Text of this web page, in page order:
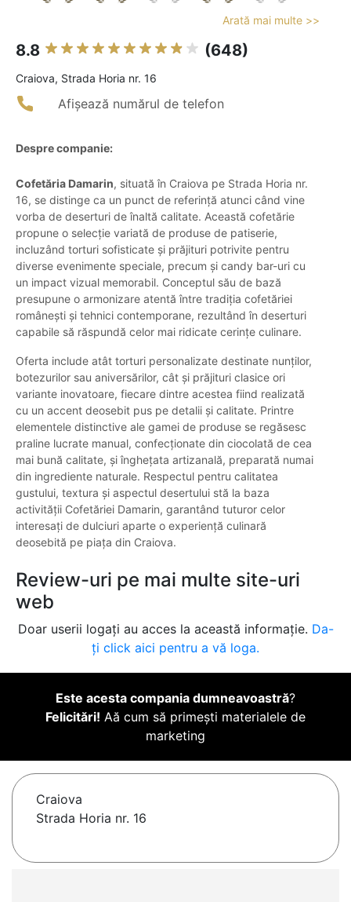
Arată mai multe >>
8.8 (648)
Craiova, Strada Horia nr. 16
Afișează numărul de telefon
Despre companie:
Cofetăria Damarin, situată în Craiova pe Strada Horia nr.
16, se distinge ca un punct de referință atunci când vine
vorba de deserturi de înaltă calitate. Această cofetărie
propune o selecție variată de produse de patiserie,
incluzând torturi sofisticate și prăjituri potrivite pentru
diverse evenimente speciale, precum și candy bar-uri cu
un impact vizual memorabil. Conceptul său de bază
presupune o armonizare atentă între tradiția cofetăriei
românești și tehnici contemporane, rezultând în deserturi
capabile să răspundă celor mai ridicate cerințe culinare.
Oferta include atât torturi personalizate destinate nunților,
botezurilor sau aniversărilor, cât și prăjituri clasice ori
variante inovatoare, fiecare dintre acestea fiind realizată
cu un accent deosebit pus pe detalii și calitate. Printre
elementele distinctive ale gamei de produse se regăsesc
praline lucrate manual, confecționate din ciocolată de cea
mai bună calitate, și înghețata artizanală, preparată numai
din ingrediente naturale. Respectul pentru calitatea
gustului, textura și aspectul desertului stă la baza
activității Cofetăriei Damarin, garantând tuturor celor
interesați de dulciuri aparte o experiență culinară
deosebită pe piața din Craiova.
Review-uri pe mai multe site-uri
web
Doar userii logați au acces la această informație. Da-
ți click aici pentru a vă loga.
Este acesta compania dumneavoastră?
Felicitări! Aă cum să primești materialele de
marketing
Craiova
Strada Horia nr. 16